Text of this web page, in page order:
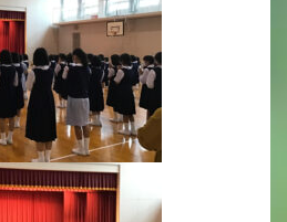
行事紹介
校外学習・宿泊行事
新入生募集要項